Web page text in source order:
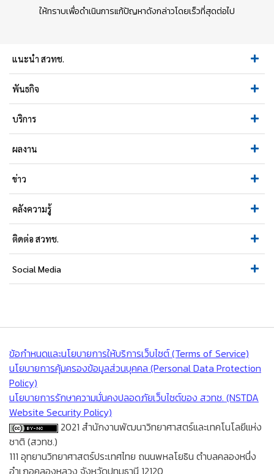
ให้ทราบเพื่อดำเนินการแก้ปัญหาดังกล่าวโดยเร็วที่สุดต่อไป
แนะนำ สวทช.
พันธกิจ
บริการ
ผลงาน
ข่าว
คลังความรู้
ติดต่อ สวทช.
Social Media
ข้อกำหนดและนโยบายการให้บริการเว็บไซต์ (Terms of Service)
นโยบายการคุ้มครองข้อมูลส่วนบุคคล (Personal Data Protection
Policy)
นโยบายการรักษาความมั่นคงปลอดภัยเว็บไซต์ของ สวทช. (NSTDA
Website Security Policy)
2021 สำนักงานพัฒนาวิทยาศาสตร์และเทคโนโลยีแห่ง
ชาติ (สวทช.)
111 อุทยานวิทยาศาสตร์ประเทศไทย ถนนพหลโยธิน ตำบลคลองหนึ่ง
อำเภอคลองหลวง จังหวัดปทุมธานี 12120